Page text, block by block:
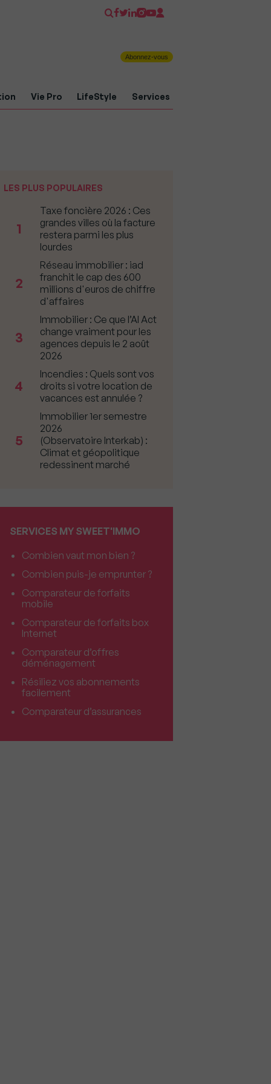
Abonnez-vous
Vie Pro LifeStyle Services
LES PLUS POPULAIRES
1
Taxe foncière 2026 : Ces
grandes villes où la facture
restera parmi les plus
lourdes
2
Réseau immobilier : iad
franchit le cap des 600
millions d'euros de chiffre
d'affaires
3
Immobilier : Ce que l’AI Act
change vraiment pour les
agences depuis le 2 août
2026
4
Incendies : Quels sont vos
droits si votre location de
vacances est annulée ?
5
Immobilier 1er semestre
2026
(Observatoire Interkab) :
Climat et géopolitique
redessinent marché
SERVICES MY SWEET'IMMO
Combien vaut mon bien ?
Combien puis-je emprunter ?
Comparateur de forfaits
mobile
Comparateur de forfaits box
Internet
Comparateur d’offres
déménagement
Résiliez vos abonnements
facilement
Comparateur d’assurances